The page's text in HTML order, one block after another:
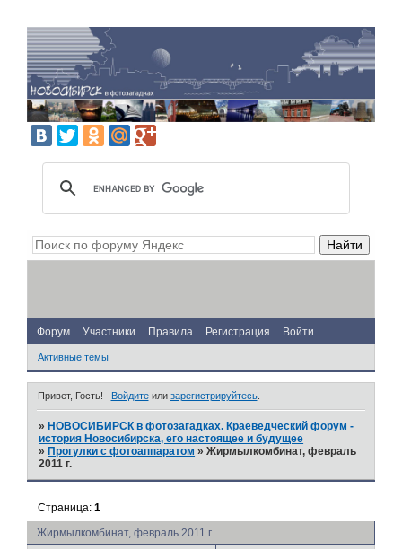
Форум Участники Правила Регистрация Войти
Активные темы
Привет, Гость! Войдитеили зарегистрируйтесь.
» НОВОСИБИРСК в фотозагадках. Краеведческий форум -
история Новосибирска, его настоящее и будущее
» Прогулки с фотоаппаратом »Жирмылкомбинат, февраль
2011 г.
Жирмылкомбинат, февраль 2011 г.
Страница:1